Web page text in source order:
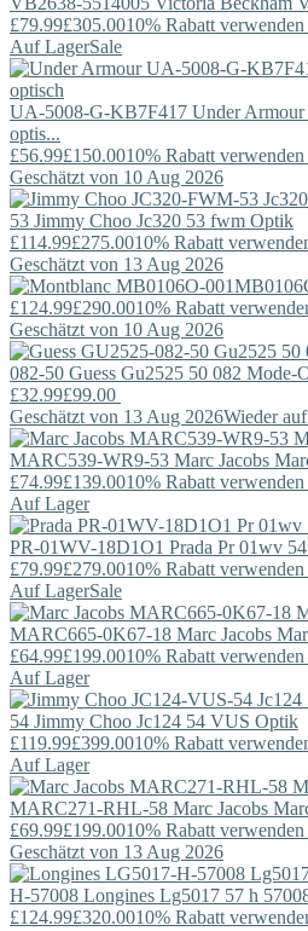
£79.99£305.0010% Rabatt
Auf LagerSale
UA-5008-G-KB7F417 Under Armour
optis...
£56.99£150.0010% Rabatt
Geschätzt von 10 Aug 2026
53 Jimmy Choo Jc320 53 fwm Optik
£114.99£275.0010% Rabatt
Geschätzt von 13 Aug 2026
£124.99£290.0010% Rabatt
Geschätzt von 10 Aug 2026
082-50 Guess Gu2525 50 082 Mode-
£32.99£99.00
Geschätzt von 13 Aug 2026Wieder
MARC539-WR9-53 Marc Jacobs
£74.99£139.0010% Rabatt
Auf Lager
PR-01WV-18D1O1 Prada Pr 01wv
£79.99£279.0010% Rabatt
Auf LagerSale
MARC665-0K67-18 Marc Jacobs
£64.99£199.0010% Rabatt
Auf Lager
54 Jimmy Choo Jc124 54 VUS Optik
£119.99£399.0010% Rabatt
Auf Lager
MARC271-RHL-58 Marc Jacobs
£69.99£199.0010% Rabatt
Geschätzt von 13 Aug 2026
H-57008 Longines Lg5017 57 h
£124.99£320.0010% Rabatt